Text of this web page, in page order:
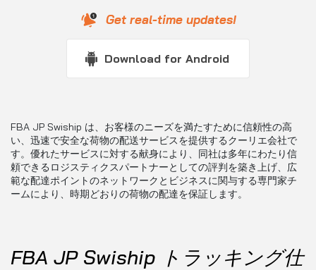
Get real-time updates!
Download for Android
FBA JP Swiship は、お客様のニーズを満たすために信頼性の高
い、迅速で安全な荷物の配送サービスを提供するクーリエ会社で
す。優れたサービスに対する献身により、同社は多年にわたり信
頼できるロジスティクスパートナーとしての評判を築き上げ、広
範な配達ポイントのネットワークとビジネスに関与する専門家チ
ームにより、時期どおりの荷物の配達を保証します。
FBA JP Swiship トラッキング仕